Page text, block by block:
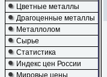
Цветные металлы
Драгоценные металлы
Металлолом
Сырье
Статистика
Индекс цен России
Мировые цены